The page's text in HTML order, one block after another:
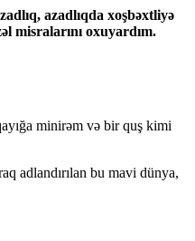
azadlıqda xoşbəxtliyə
misralarını oxuyardım.
minirəm və bir quş kimi
adlandırılan bu mavi dünya,